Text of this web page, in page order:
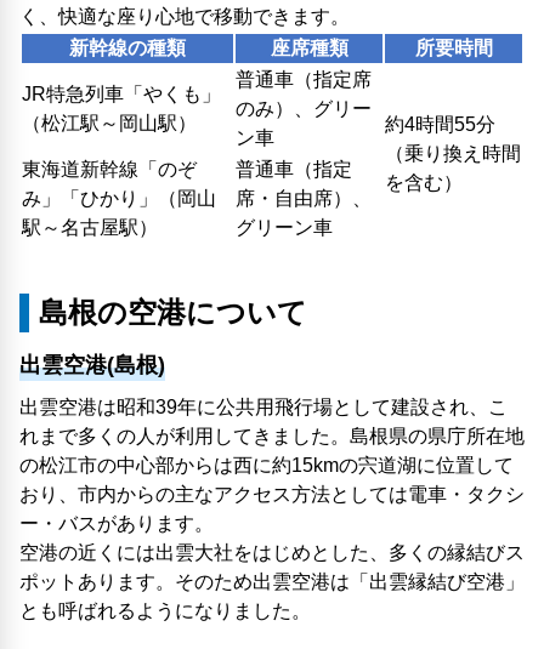
く、快適な座り心地で移動できます。
新幹線の種類
座席種類 所要時間
JR特急列車「やくも」
（松江駅～岡山駅）
普通車（指定席
のみ）、グリー
ン車
約4時間55分
（乗り換え時間
を含む）
東海道新幹線「のぞ
み」「ひかり」（岡山
駅～名古屋駅）
普通車（指定
席・自由席）、
グリーン車
島根の空港について
出雲空港(島根)
出雲空港は昭和39年に公共用飛行場として建設され、こ
れまで多くの人が利用してきました。島根県の県庁所在地
の松江市の中心部からは西に約15kmの宍道湖に位置して
おり、市内からの主なアクセス方法としては電車・タクシ
ー・バスがあります。
空港の近くには出雲大社をはじめとした、多くの縁結びス
ポットあります。そのため出雲空港は「出雲縁結び空港」
とも呼ばれるようになりました。